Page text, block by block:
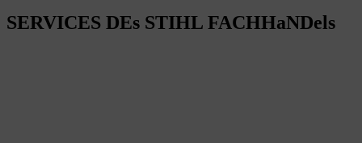
SERVICES DEs STIHL FACHHaNDels